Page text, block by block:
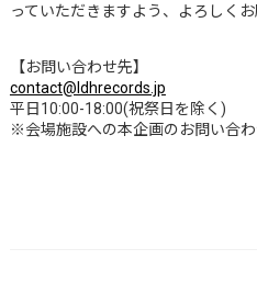
っていただきますよう、よろしくお
【お問い合わせ先】
contact@ldhrecords.jp
平日10:00-18:00(祝祭日を除く)
※会場施設への本企画のお問い合